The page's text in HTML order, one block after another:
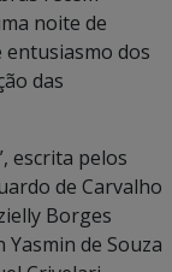
noite de
dos
das
escrita pelos
de Carvalho
Borges
de Souza